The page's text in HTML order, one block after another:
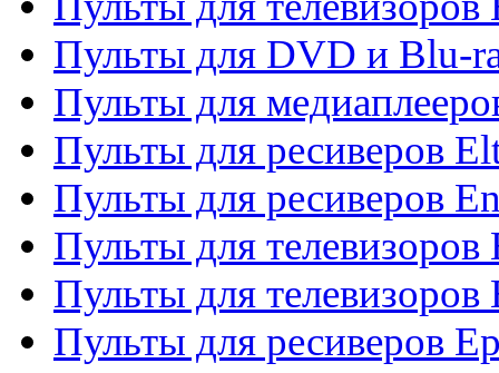
Пульты для DVD и Blu-
Пульты для
Пульты для ресиверов
Пульты для ресиверов
Пульты для телевизоров
Пульты для телевизоров
Пульты для ресиверов